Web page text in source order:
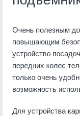
Очень полезным
повышающим
устройство
передних колес
только очень
возможность
Для устройства